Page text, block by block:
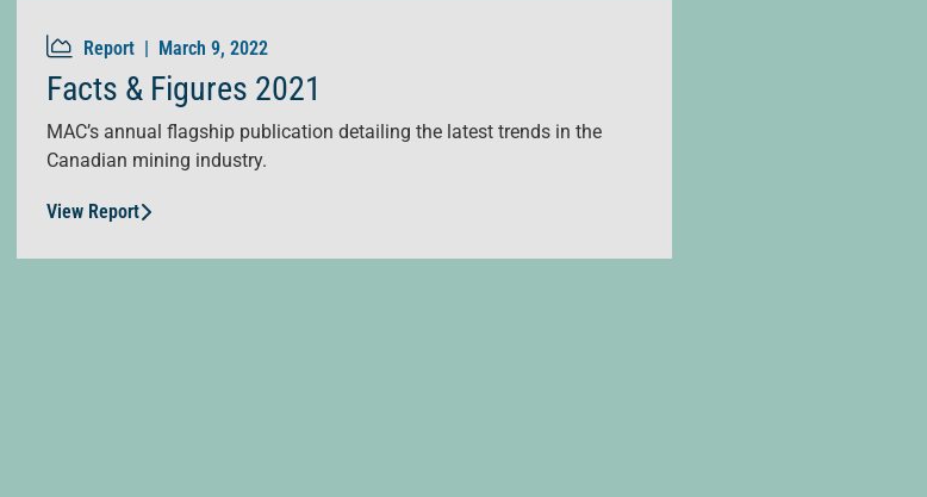
Report | March 9, 2022
Facts & Figures 2021
MAC’s annual flagship publication detailing the latest trends in the
Canadian mining industry.
View Report